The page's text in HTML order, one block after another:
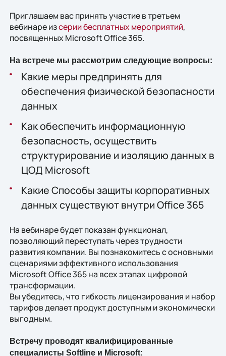
Приглашаем вас принять участие в третьем
вебинаре изсерии бесплатных мероприятий,
посвященных Microsoft Office 365.
На встрече мы рассмотрим следующие вопросы:
Какие меры предпринять для
обеспечения физической безопасности
данных
Как обеспечить информационную
безопасность, осуществить
структурирование и изоляцию данных в
ЦОД Microsoft
Какие Способы защиты корпоративных
данных существуют внутри Office 365
На вебинаре будет показан функционал,
позволяющий переступать через трудности
развития компании. Вы познакомитесь с основными
сценариями эффективного использования
Microsoft Office 365 на всех этапах цифровой
трансформации.
Вы убедитесь, что гибкость лицензирования и набор
тарифов делает продукт доступным и экономически
выгодным.
Встречу проводят квалифицированные
специалисты Softline и Microsoft: